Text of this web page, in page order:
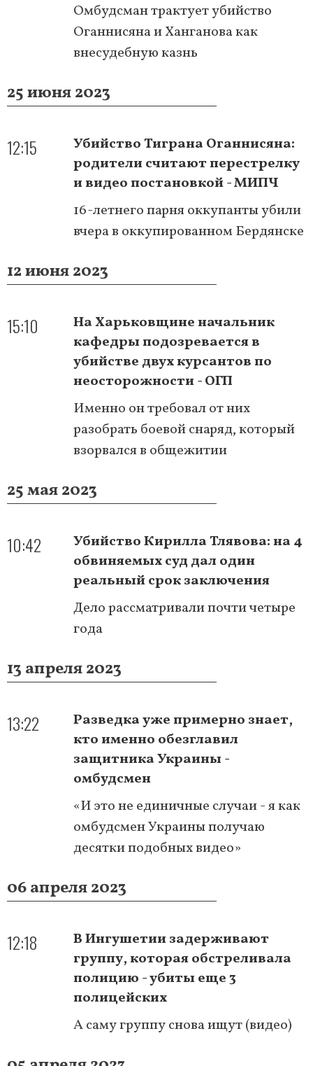
Омбудсман трактует убийство
Оганнисяна и Ханганова как
внесудебную казнь
25 июня 2023
12:15
Убийство Тиграна Оганнисяна:
родители считают перестрелку
и видео постановкой - МИПЧ
16-летнего парня оккупанты убили
вчера в оккупированном Бердянске
12 июня 2023
15:10
На Харьковщине начальник
кафедры подозревается в
убийстве двух курсантов по
неосторожности - ОГП
Именно он требовал от них
разобрать боевой снаряд, который
взорвался в общежитии
25 мая 2023
10:42
Убийство Кирилла Тлявова: на 4
обвиняемых суд дал один
реальный срок заключения
Дело рассматривали почти четыре
года
13 апреля 2023
13:22
Разведка уже примерно знает,
кто именно обезглавил
защитника Украины -
омбудсмен
«И это не единичные случаи - я как
омбудсмен Украины получаю
десятки подобных видео»
06 апреля 2023
12:18
В Ингушетии задерживают
группу, которая обстреливала
полицию - убиты еще 3
полицейских
А саму группу снова ищут (видео)